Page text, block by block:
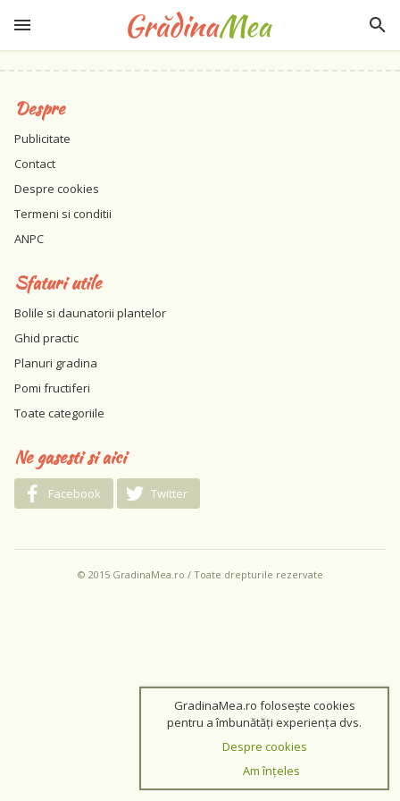
Despre
Publicitate
Contact
Despre cookies
Termeni si conditii
ANPC
Sfaturi utile
Bolile si daunatorii plantelor
Ghid practic
Planuri gradina
Pomi fructiferi
Toate categoriile
Ne gasesti si aici
Facebook Twitter
© 2015 GradinaMea.ro / Toate drepturile rezervate
GradinaMea.ro folosește cookies
pentru a îmbunătăți experiența dvs.
Despre cookies
Am înțeles